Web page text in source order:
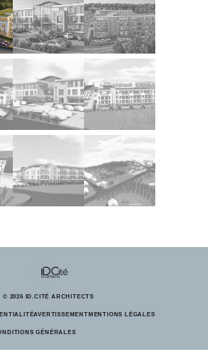
© 2026 ID.CITÉ ARCHITECTS
AVERTISSEMENT MENTIONS LÉGALES
GÉNÉRALES